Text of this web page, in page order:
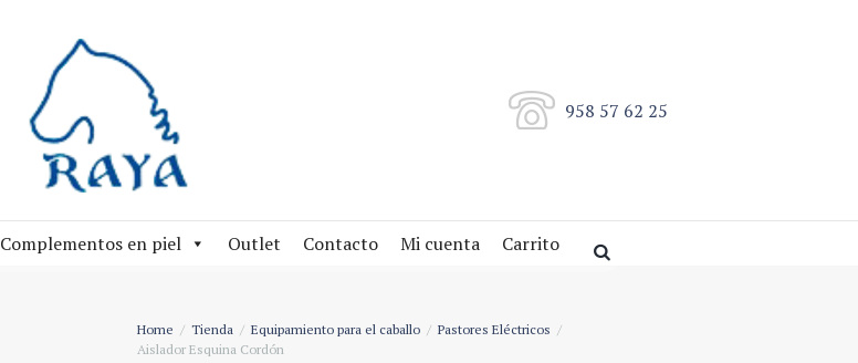
958 57 62 25
Complementos en piel Outlet Contacto Mi cuenta Carrito
Home Tienda Equipamiento para el caballo
Pastores Eléctricos
Aislador Esquina Cordón